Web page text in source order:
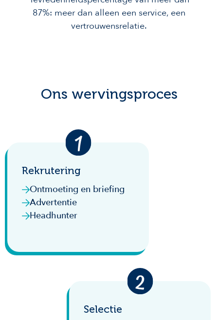
87%: meer dan alleen een service, een
vertrouwensrelatie.
Ons wervingsproces
Rekrutering
Ontmoeting en briefing
Advertentie
Headhunter
Selectie